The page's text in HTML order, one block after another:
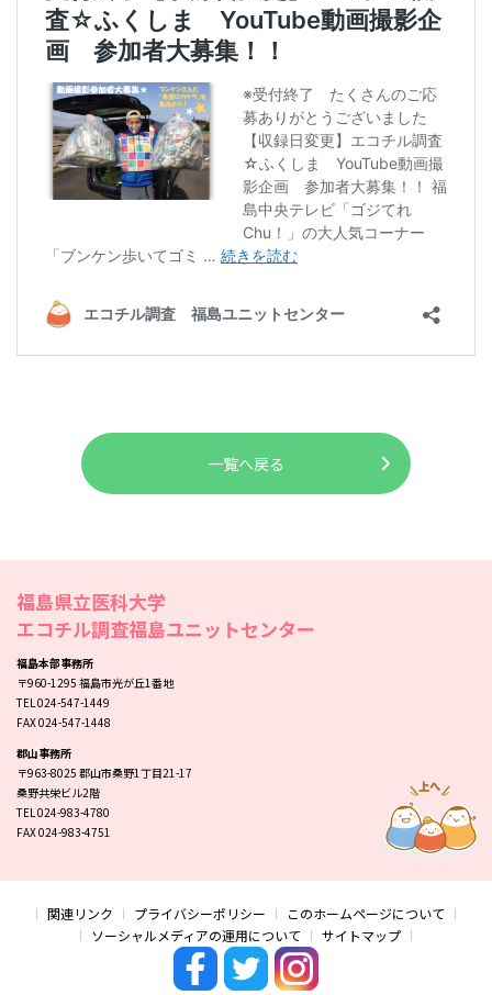
一覧へ戻る
福島県立医科大学
エコチル調査福島ユニットセンター
福島本部事務所
〒960-1295 福島市光が丘1番地
TEL 024-547-1449
FAX 024-547-1448
郡山事務所
〒963-8025 郡山市桑野1丁目21-17
桑野共栄ビル2階
TEL 024-983-4780
FAX 024-983-4751
関連リンク プライバシーポリシー
このホームページについて
ソーシャルメディアの運用について
サイトマップ